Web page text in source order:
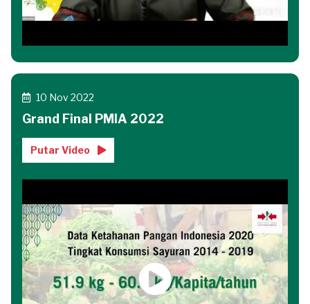
10 Nov 2022
Grand Final PMIA 2022
Putar Video